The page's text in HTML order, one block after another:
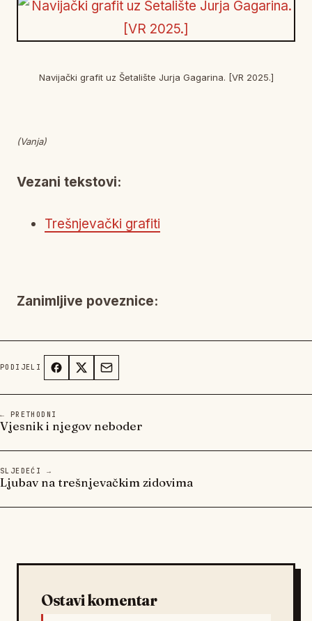
Navijački grafit uz Šetalište Jurja Gagarina. [VR 2025.]
(Vanja)
Vezani tekstovi:
Trešnjevački grafiti
Zanimljive poveznice:
PODIJELI
← PRETHODNI
Vjesnik i njegov neboder
SLJEDEĆI →
Ljubav na trešnjevačkim zidovima
Ostavi komentar